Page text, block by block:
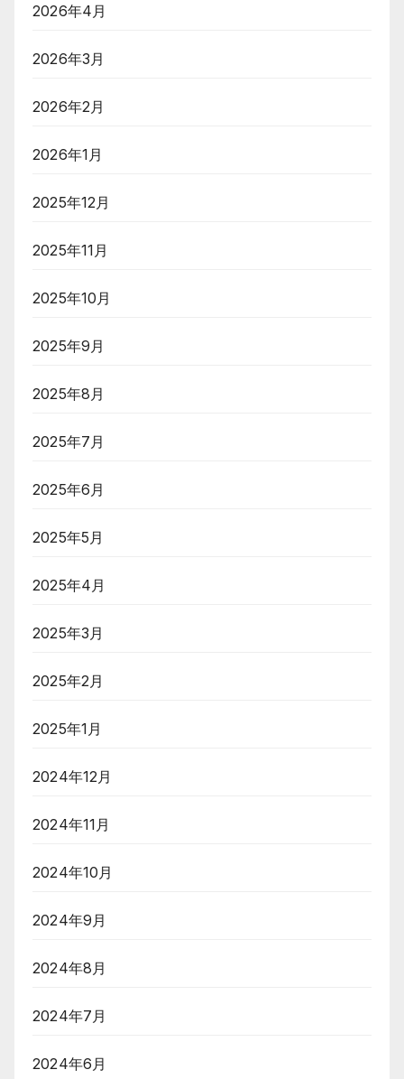
2026年4月
2026年3月
2026年2月
2026年1月
2025年12月
2025年11月
2025年10月
2025年9月
2025年8月
2025年7月
2025年6月
2025年5月
2025年4月
2025年3月
2025年2月
2025年1月
2024年12月
2024年11月
2024年10月
2024年9月
2024年8月
2024年7月
2024年6月